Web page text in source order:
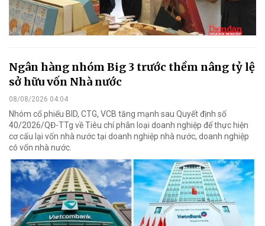
Ngân hàng nhóm Big 3 trước thềm nâng tỷ lệ
sở hữu vốn Nhà nước
08/08/2026 04:04
Nhóm cổ phiếu BID, CTG, VCB tăng mạnh sau Quyết định số
40/2026/QĐ-TTg về Tiêu chí phân loại doanh nghiệp để thực hiện
cơ cấu lại vốn nhà nước tại doanh nghiệp nhà nước, doanh nghiệp
có vốn nhà nước.